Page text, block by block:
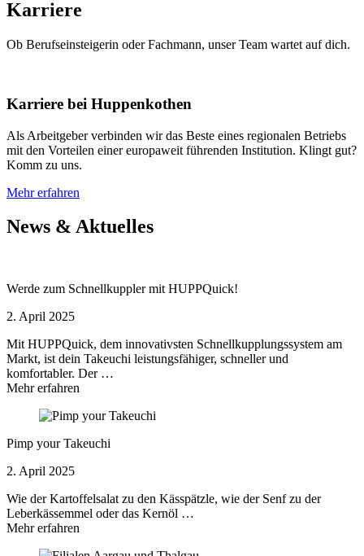
Karriere
Ob Berufseinsteigerin oder Fachmann, unser Team wartet auf dich.
Karriere bei Huppenkothen
Als Arbeitgeber verbinden wir das Beste eines regionalen Betriebs
mit den Vorteilen einer europaweit führenden Institution. Klingt gut?
Komm zu uns.
Mehr erfahren
News & Aktuelles
Werde zum Schnellkuppler mit HUPPQuick!
2. April 2025
Mit HUPPQuick, dem innovativsten Schnell­kupplungs­system am
Markt, ist dein Takeuchi leistungsfähiger, schneller und
komfortabler. Der …
Mehr erfahren
Pimp your Takeuchi
2. April 2025
Wie der Kartoffelsalat zu den Kässpätzle, wie der Senf zu der
Leberkässemmel oder das Kernöl …
Mehr erfahren